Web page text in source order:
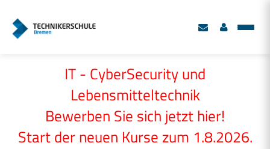
IT - CyberSecurity und
Lebensmitteltechnik
Bewerben Sie sich jetzt hier!
Start der neuen Kurse zum 1.8.2026.